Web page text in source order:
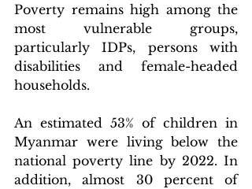
Poverty remains high among the
most vulnerable groups,
particularly IDPs, persons with
disabilities and female-headed
households.
An estimated 53% of children in
Myanmar were living below the
national poverty line by 2022. In
addition, almost 30 percent of